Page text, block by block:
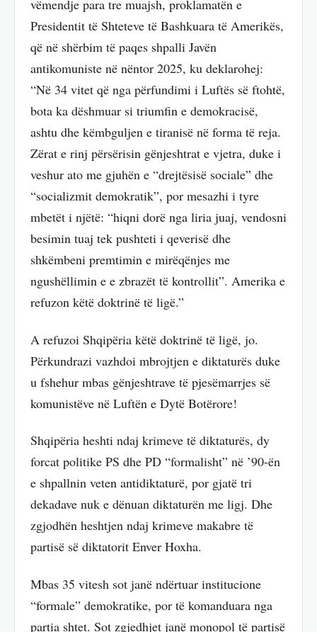
vëmendje para tre muajsh, proklamatën e
Presidentit të Shteteve të Bashkuara të Amerikës,
që në shërbim të paqes shpalli Javën
antikomuniste në nëntor 2025, ku deklarohej:
“Në 34 vitet që nga përfundimi i Luftës së ftohtë,
bota ka dëshmuar si triumfin e demokracisë,
ashtu dhe këmbguljen e tiranisë në forma të reja.
Zërat e rinj përsërisin gënjeshtrat e vjetra, duke i
veshur ato me gjuhën e “drejtësisë sociale” dhe
“socializmit demokratik”, por mesazhi i tyre
mbetët i njëtë: “hiqni dorë nga liria juaj, vendosni
besimin tuaj tek pushteti i qeverisë dhe
shkëmbeni premtimin e mirëqënjes me
ngushëllimin e e zbrazët të kontrollit”. Amerika e
refuzon këtë doktrinë të ligë.”
A refuzoi Shqipëria këtë doktrinë të ligë, jo.
Përkundrazi vazhdoi mbrojtjen e diktaturës duke
u fshehur mbas gënjeshtrave të pjesëmarrjes së
komunistëve në Luftën e Dytë Botërore!
Shqipëria heshti ndaj krimeve të diktaturës, dy
forcat politike PS dhe PD “formalisht” në ’90-ën
e shpallnin veten antidiktaturë, por gjatë tri
dekadave nuk e dënuan diktaturën me ligj. Dhe
zgjodhën heshtjen ndaj krimeve makabre të
partisë së diktatorit Enver Hoxha.
Mbas 35 vitesh sot janë ndërtuar institucione
“formale” demokratike, por të komanduara nga
partia shtet. Sot zgjedhjet janë monopol të partisë